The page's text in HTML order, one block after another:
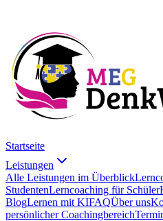
Startseite
Leistungen
Alle Leistungen im Überblick
StudentenLerncoaching für Schüler
BlogLernen mit KIFAQÜber uns
persönlicher Coachingbereich